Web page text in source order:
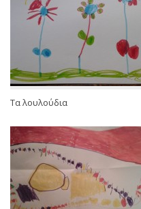
Τα λουλούδια